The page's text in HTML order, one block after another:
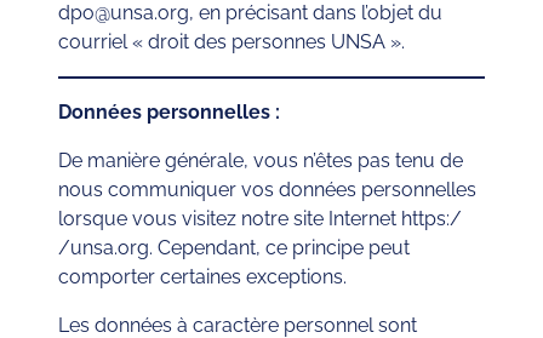
dpo@unsa.org, en précisant dans l’objet du
courriel « droit des personnes UNSA ».
Données personnelles :
De manière générale, vous n’êtes pas tenu de
nous communiquer vos données personnelles
lorsque vous visitez notre site Internet https:/
/unsa.org. Cependant, ce principe peut
comporter certaines exceptions.
Les données à caractère personnel sont